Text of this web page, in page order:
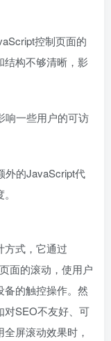
控制页面的
结构不够清晰，影
响一些用户的可访
外的JavaScript代
方式，它通过
面的滚动，使用户
备的触控操作。然
对SEO不友好、可
屏滚动效果时，